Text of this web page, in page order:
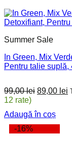
Summer Sale
In Green, Mix
Pentru talie suplă,
99,00lei Prețul
fost:
99,00 lei.
89,00 lei
Adaugă în coș
-16%